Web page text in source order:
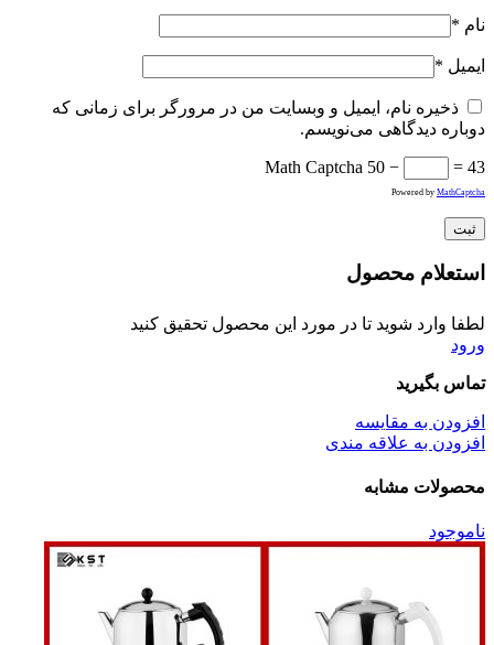
نام *
ایمیل *
ذخیره نام، ایمیل و وبسایت من در مرورگر برای زمانی که
دوباره دیدگاهی می‌نویسم.
Math Captcha 50 − = 43
Powered by MathCaptcha
استعلام محصول
لطفا وارد شوید تا در مورد این محصول تحقیق کنید
ورود
تماس بگیرید
افزودن به مقایسه
افزودن به علاقه مندی
محصولات مشابه
ناموجود